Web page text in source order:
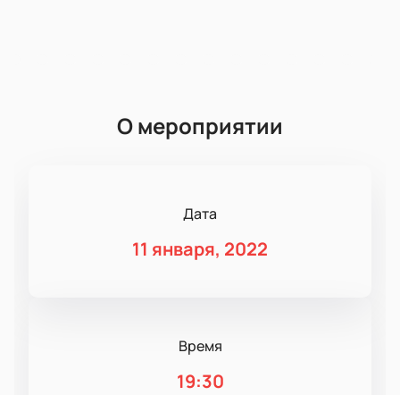
О мероприятии
Дата
11 января, 2022
Время
19:30